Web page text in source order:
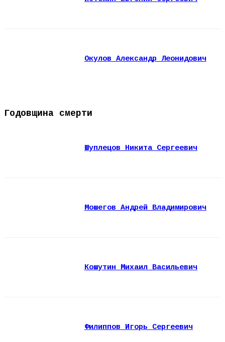
Окулов Александр Леонидович
Годовщина смерти
Шуплецов Никита Сергеевич
Мошегов Андрей Владимирович
Кошутин Михаил Васильевич
Филиппов Игорь Сергеевич